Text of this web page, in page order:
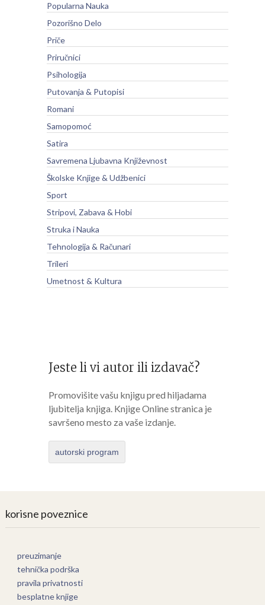
Popularna Nauka
Pozorišno Delo
Priče
Priručnici
Psihologija
Putovanja & Putopisi
Romani
Samopomoć
Satira
Savremena Ljubavna Književnost
Školske Knjige & Udžbenici
Sport
Stripovi, Zabava & Hobi
Struka i Nauka
Tehnologija & Računari
Trileri
Umetnost & Kultura
Jeste li vi autor ili izdavač?
Promovišite vašu knjigu pred hiljadama
ljubitelja knjiga. Knjige Online stranica je
savršeno mesto za vaše izdanje.
autorski program
korisne poveznice
preuzimanje
tehnička podrška
pravila privatnosti
besplatne knjige